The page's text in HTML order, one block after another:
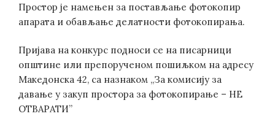
Простор је намењен за постављање фотокопир
апарата и обављање делатности фотокопирања.
Пријава на конкурс подноси се на писарници
општине или препорученом пошиљком на адрeсу
Македонска 42, са назнаком „За комисију за
давање у закуп простора за фотокопирање – НЕ
ОТВАРАТИ”